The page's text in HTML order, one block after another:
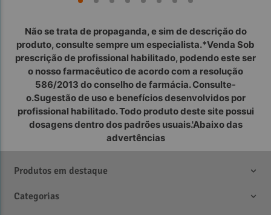
Não se trata de propaganda, e sim de descrição do
produto, consulte sempre um especialista.*Venda Sob
prescrição de profissional habilitado, podendo este ser
o nosso farmacêutico de acordo com a resolução
586/2013 do conselho de farmácia. Consulte-
o.Sugestão de uso e benefícios desenvolvidos por
profissional habilitado. Todo produto deste site possui
dosagens dentro dos padrões usuais.'Abaixo das
advertências
Produtos em destaque
Categorias